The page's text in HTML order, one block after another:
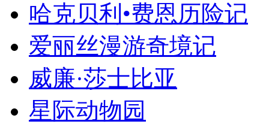
哈克贝利•费恩历险记
爱丽丝漫游奇境记
威廉·莎士比亚
星际动物园